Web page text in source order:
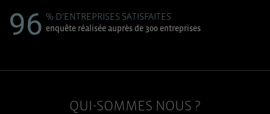
96 % D'ENTREPRISES SATISFAITES
enquête réalisée auprès de 300 entreprises
QUI-SOMMES NOUS ?